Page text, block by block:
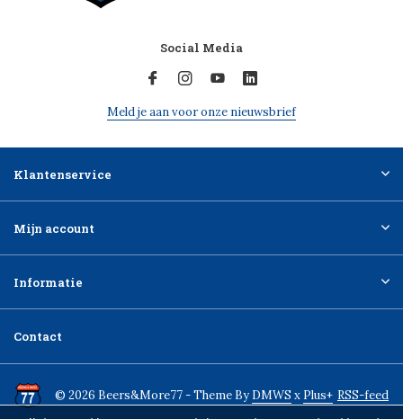
Social Media
Meld je aan voor onze nieuwsbrief
Klantenservice
Mijn account
Informatie
Contact
© 2026 Beers&More77 - Theme ByDMWS x Plus+ RSS-feed